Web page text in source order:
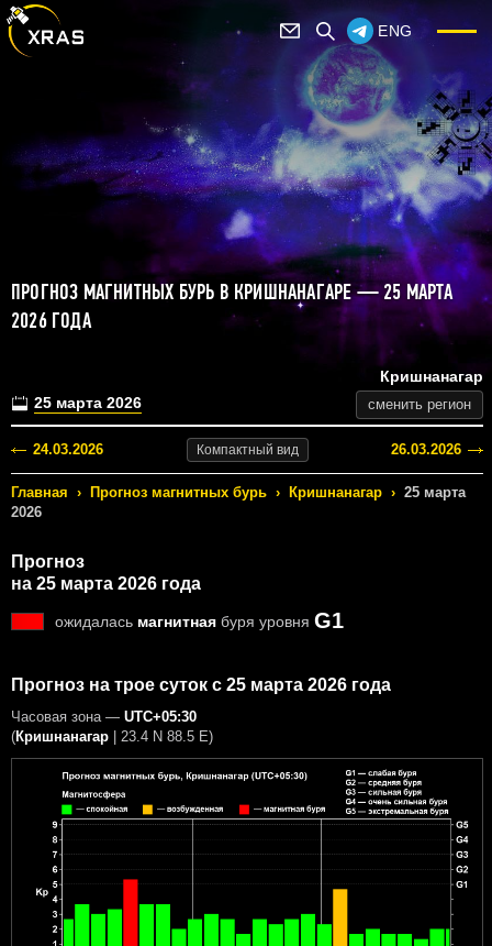
ENG
ПРОГНОЗ МАГНИТНЫХ БУРЬ В КРИШНАНАГАРЕ — 25 МАРТА
2026 ГОДА
25 марта 2026
Кришнанагар
сменить регион
24.03.2026 Компактный вид 26.03.2026
Главная › Прогноз магнитных бурь › Кришнанагар › 25 марта
2026
Прогноз
на 25 марта 2026 года
ожидалась магнитная буря уровня G1
Прогноз на трое суток с 25 марта 2026 года
Часовая зона — UTC+05:30
(Кришнанагар | 23.4 N 88.5 E)